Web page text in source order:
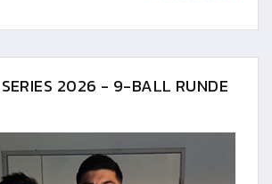
SERIES 2026 - 9-BALL RUNDE